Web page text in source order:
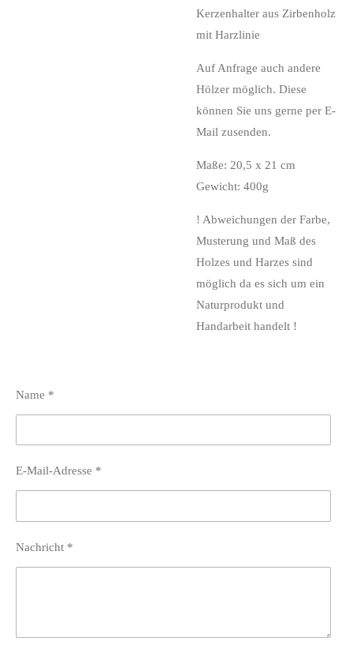
Kerzenhalter aus Zirbenholz
mit Harzlinie
Auf Anfrage auch andere
Hölzer möglich. Diese
können Sie uns gerne per E-
Mail zusenden.
Maße: 20,5 x 21 cm
Gewicht: 400g
! Abweichungen der Farbe,
Musterung und Maß des
Holzes und Harzes sind
möglich da es sich um ein
Naturprodukt und
Handarbeit handelt !
Name *
E-Mail-Adresse *
Nachricht *